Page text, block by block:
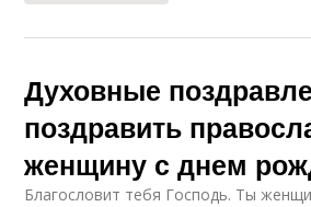
Духовные
поздравить
женщину с днем
Благословит тебя Господь. Ты